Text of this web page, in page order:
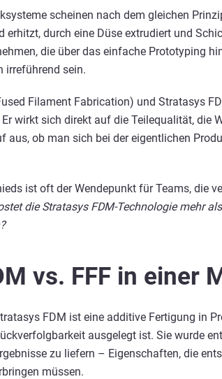
scheinen nach dem gleichen
durch eine Düse extrudiert und
die über das einfache Prototyping
irreführend sein.
Filament Fabrication) und Stratasys
wirkt sich direkt auf die Teilequalität, die
aus, ob man sich bei der eigentlichen
ist oft der Wendepunkt für Teams, die
die Stratasys FDM-Technologie mehr
vs. FFF in einer
FDM ist eine additive Fertigung in
ausgelegt ist. Sie wurde
zu liefern – Eigenschaften, die
müssen.